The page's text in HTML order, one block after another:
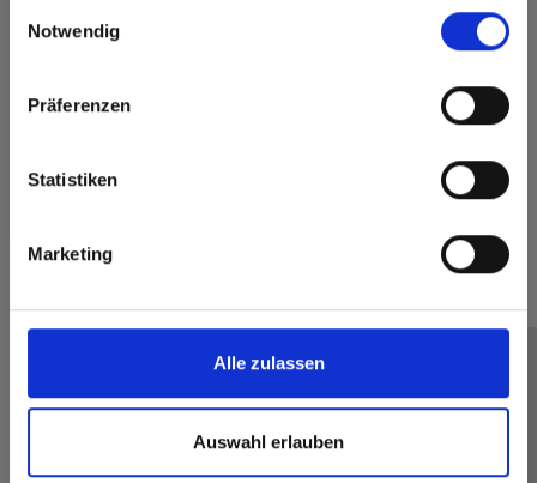
Notwendig
Präferenzen
Statistiken
Marketing
Alle zulassen
Auswahl erlauben
rest of the world!
Infinity
Kolos